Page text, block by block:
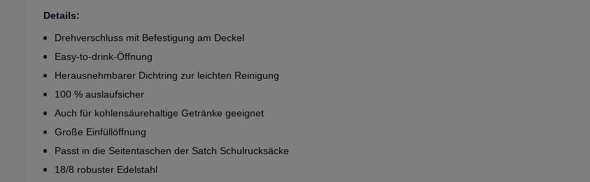
Details:
Drehverschluss mit Befestigung am Deckel
Easy-to-drink-Öffnung
Herausnehmbarer Dichtring zur leichten Reinigung
100 % auslaufsicher
Auch für kohlensäurehaltige Getränke geeignet
Große Einfüllöffnung
Passt in die Seitentaschen der Satch Schulrucksäcke
18/8 robuster Edelstahl